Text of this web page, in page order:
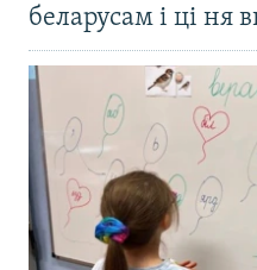
беларусам і ці ня